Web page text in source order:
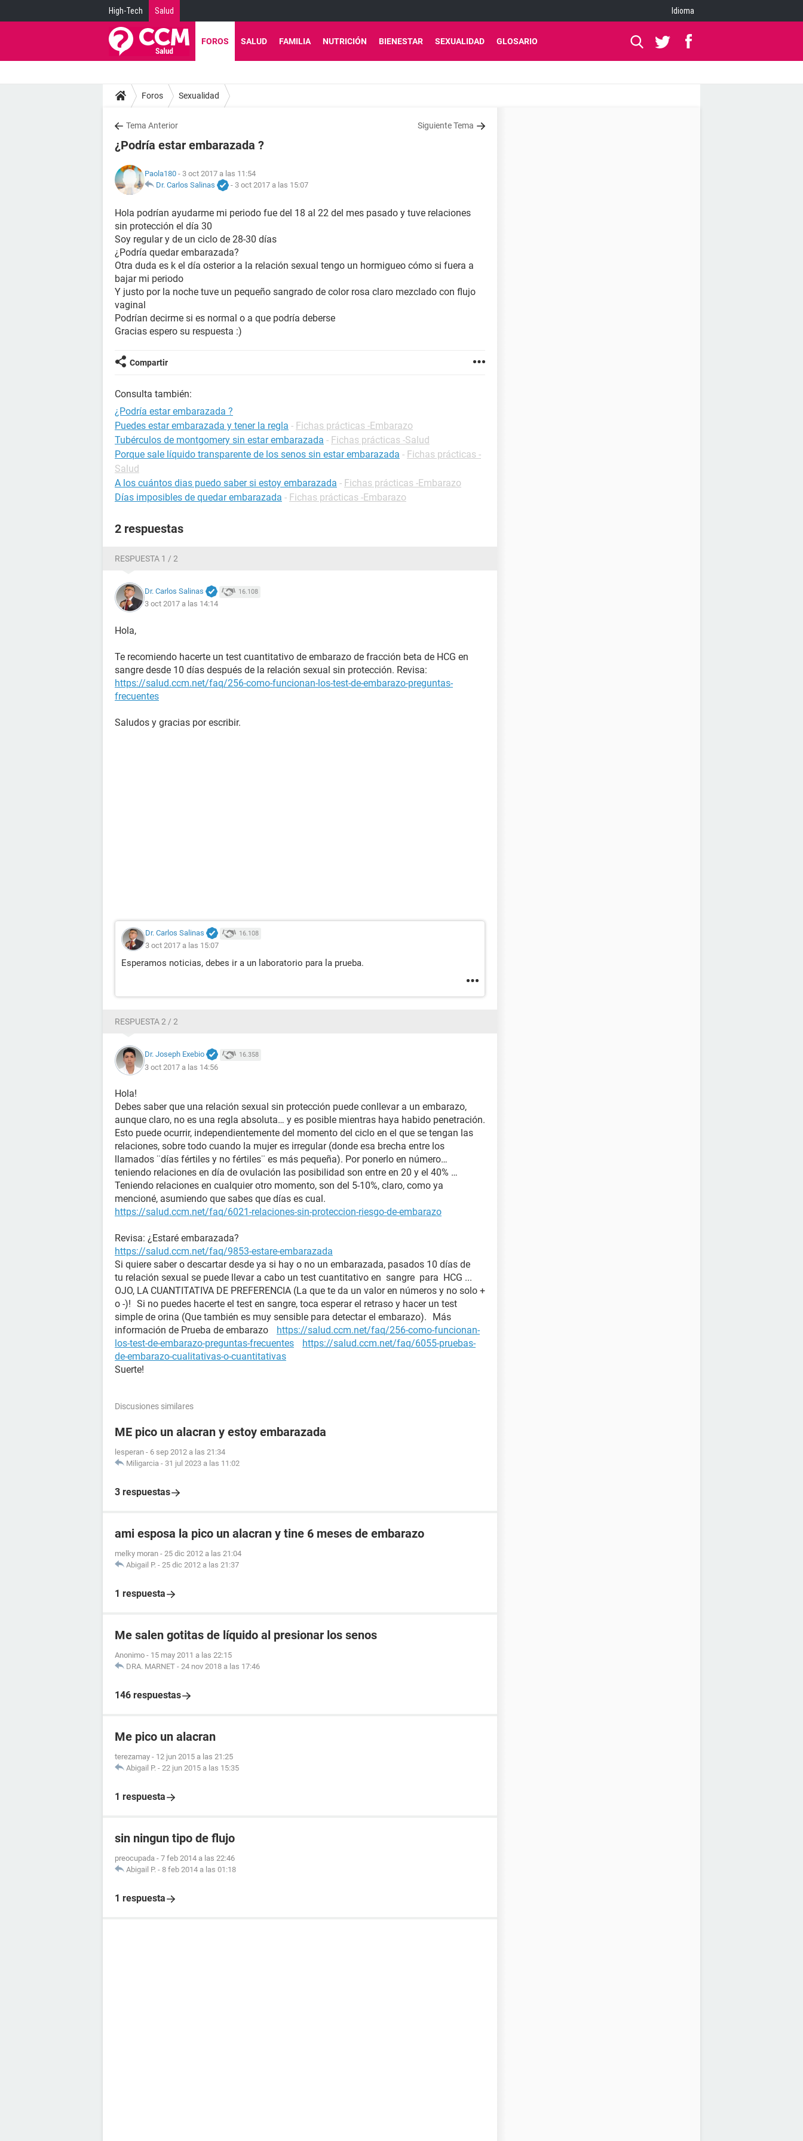
High-Tech Salud Idioma
FOROS SALUD FAMILIA NUTRICIÓN BIENESTAR SEXUALIDAD GLOSARIO
Foros Sexualidad
Tema Anterior Siguiente Tema
¿Podría estar embarazada ?
Paola180 - 3 oct 2017 a las 11:54
Dr. Carlos Salinas
- 3 oct 2017 a las 15:07
Hola podrían ayudarme mi periodo fue del 18 al 22 del mes pasado y tuve relaciones
sin protección el día 30
Soy regular y de un ciclo de 28-30 días
¿Podría quedar embarazada?
Otra duda es k el día osterior a la relación sexual tengo un hormigueo cómo si fuera a
bajar mi periodo
Y justo por la noche tuve un pequeño sangrado de color rosa claro mezclado con flujo
vaginal
Podrían decirme si es normal o a que podría deberse
Gracias espero su respuesta :)
Compartir
Consulta también:
¿Podría estar embarazada ?
Puedes estar embarazada y tener la regla - Fichas prácticas -Embarazo
Tubérculos de montgomery sin estar embarazada - Fichas prácticas -Salud
Porque sale líquido transparente de los senos sin estar embarazada - Fichas prácticas -
Salud
A los cuántos dias puedo saber si estoy embarazada - Fichas prácticas -Embarazo
Días imposibles de quedar embarazada - Fichas prácticas -Embarazo
2 respuestas
RESPUESTA 1 / 2
Dr. Carlos Salinas 16.108
3 oct 2017 a las 14:14
Hola,
Te recomiendo hacerte un test cuantitativo de embarazo de fracción beta de HCG en
sangre desde 10 días después de la relación sexual sin protección. Revisa:
https://salud.ccm.net/faq/256-como-funcionan-los-test-de-embarazo-preguntas-
frecuentes
Saludos y gracias por escribir.
Dr. Carlos Salinas 16.108
3 oct 2017 a las 15:07
Esperamos noticias, debes ir a un laboratorio para la prueba.
RESPUESTA 2 / 2
Dr. Joseph Exebio 16.358
3 oct 2017 a las 14:56
Hola!
Debes saber que una relación sexual sin protección puede conllevar a un embarazo,
aunque claro, no es una regla absoluta… y es posible mientras haya habido penetración.
Esto puede ocurrir, independientemente del momento del ciclo en el que se tengan las
relaciones, sobre todo cuando la mujer es irregular (donde esa brecha entre los
llamados ¨días fértiles y no fértiles¨ es más pequeña). Por ponerlo en número…
teniendo relaciones en día de ovulación las posibilidad son entre en 20 y el 40% …
Teniendo relaciones en cualquier otro momento, son del 5-10%, claro, como ya
mencioné, asumiendo que sabes que días es cual.
https://salud.ccm.net/faq/6021-relaciones-sin-proteccion-riesgo-de-embarazo
Revisa: ¿Estaré embarazada?
https://salud.ccm.net/faq/9853-estare-embarazada
Si quiere saber o descartar desde ya si hay o no un embarazada, pasados 10 días de
tu relación sexual se puede llevar a cabo un test cuantitativo en sangre para HCG ...
OJO, LA CUANTITATIVA DE PREFERENCIA (La que te da un valor en números y no solo +
o -)! Si no puedes hacerte el test en sangre, toca esperar el retraso y hacer un test
simple de orina (Que también es muy sensible para detectar el embarazo). Más
información de Prueba de embarazo
https://salud.ccm.net/faq/256-como-funcionan-
los-test-de-embarazo-preguntas-frecuentes
https://salud.ccm.net/faq/6055-pruebas-
de-embarazo-cualitativas-o-cuantitativas
Suerte!
Discusiones similares
ME pico un alacran y estoy embarazada
lesperan - 6 sep 2012 a las 21:34
Miligarcia - 31 jul 2023 a las 11:02
3 respuestas
ami esposa la pico un alacran y tine 6 meses de embarazo
melky moran - 25 dic 2012 a las 21:04
Abigail P. - 25 dic 2012 a las 21:37
1 respuesta
Me salen gotitas de líquido al presionar los senos
Anonimo - 15 may 2011 a las 22:15
DRA. MARNET - 24 nov 2018 a las 17:46
146 respuestas
Me pico un alacran
terezamay - 12 jun 2015 a las 21:25
Abigail P. - 22 jun 2015 a las 15:35
1 respuesta
sin ningun tipo de flujo
preocupada - 7 feb 2014 a las 22:46
Abigail P. - 8 feb 2014 a las 01:18
1 respuesta